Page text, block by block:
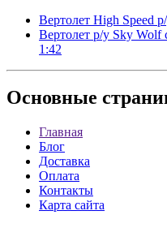
Вертолет High Speed
Вертолет р/у Sky Wolf
1:42
Основные
Главная
Блог
Доставка
Оплата
Контакты
Карта сайта